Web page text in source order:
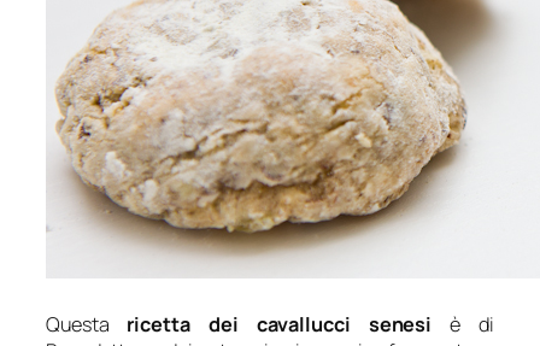
Questa ricetta dei cavallucci senesi è di